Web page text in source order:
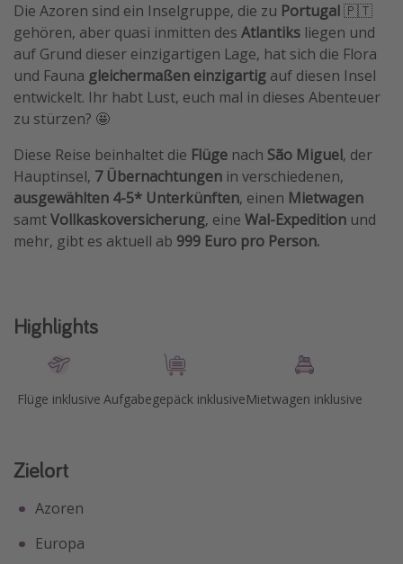
Silvesterreisen
Last Minute Urlaub Mallorca
Last Minute Urlaub Deutschland
Die Azoren sind ein Inselgruppe, die zu Portugal🇵🇹
gehören, aber quasi inmitten des Atlantiks liegen und
auf Grund dieser einzigartigen Lage, hat sich die Flora
und Fauna gleichermaßen einzigartig auf diesen Insel
entwickelt. Ihr habt Lust, euch mal in dieses Abenteuer
zu stürzen? 🤩
Diese Reise beinhaltet die Flüge nach São Miguel, der
Hauptinsel, 7 Übernachtungen in verschiedenen,
ausgewählten 4-5* Unterkünften, einen Mietwagen
samtVollkaskoversicherung, eine Wal-Expedition und
mehr, gibt es aktuell ab 999 Euro pro Person.
Highlights
Flüge inklusive Aufgabegepäck inklusiveMietwagen inklusive
Zielort
Azoren
Europa